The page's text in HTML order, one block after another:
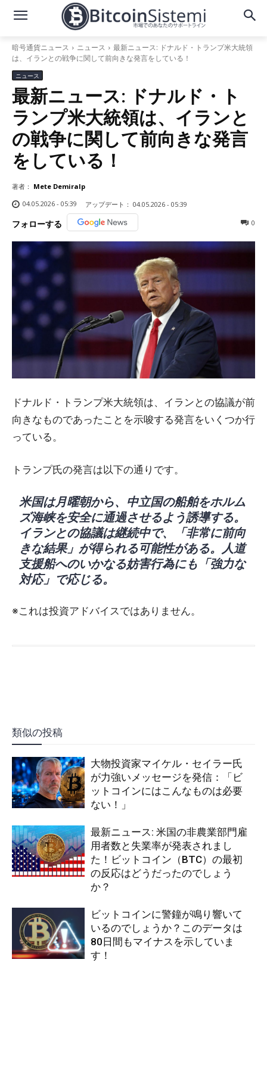
暗号通貨ニュース ニュース
最新ニュース: ドナルド・トランプ米大統領
は、イランとの戦争に関して前向きな発言をしている！
ニュース
最新ニュース: ドナルド・ト
ランプ米大統領は、イランと
の戦争に関して前向きな発言
をしている！
著者： Mete Demiralp
04.05.2026 - 05:39
アップデート： 04.05.2026 - 05:39
フォローする 0
ドナルド・トランプ米大統領は、イランとの協議が前
向きなものであったことを示唆する発言をいくつか行
っている。
トランプ氏の発言は以下の通りです。
米国は月曜朝から、中立国の船舶をホルム
ズ海峡を安全に通過させるよう誘導する。
イランとの協議は継続中で、「非常に前向
きな結果」が得られる可能性がある。人道
支援船へのいかなる妨害行為にも「強力な
対応」で応じる。
※これは投資アドバイスではありません。
類似の投稿
大物投資家マイケル・セイラー氏
が力強いメッセージを発信：「ビ
ットコインにはこんなものは必要
ない！」
最新ニュース: 米国の非農業部門雇
用者数と失業率が発表されまし
た！ビットコイン（BTC）の最初
の反応はどうだったのでしょう
か？
ビットコインに警鐘が鳴り響いて
いるのでしょうか？このデータは
80日間もマイナスを示していま
す！